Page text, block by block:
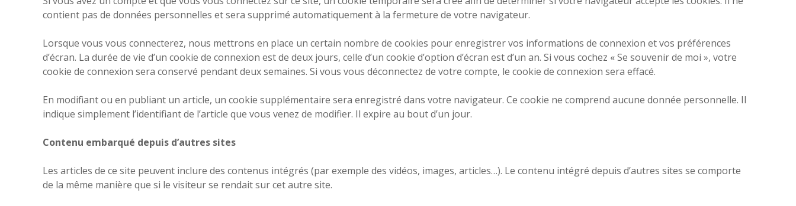
contient pas de données personnelles et sera supprimé automatiquement à la fermeture de votre navigateur.
Lorsque vous vous connecterez, nous mettrons en place un certain nombre de cookies pour enregistrer vos informations de connexion et vos préférences
d’écran. La durée de vie d’un cookie de connexion est de deux jours, celle d’un cookie d’option d’écran est d’un an. Si vous cochez « Se souvenir de moi », votre
cookie de connexion sera conservé pendant deux semaines. Si vous vous déconnectez de votre compte, le cookie de connexion sera effacé.
En modifiant ou en publiant un article, un cookie supplémentaire sera enregistré dans votre navigateur. Ce cookie ne comprend aucune donnée personnelle. Il
indique simplement l’identifiant de l’article que vous venez de modifier. Il expire au bout d’un jour.
Contenu embarqué depuis d’autres sites
Les articles de ce site peuvent inclure des contenus intégrés (par exemple des vidéos, images, articles…). Le contenu intégré depuis d’autres sites se comporte
de la même manière que si le visiteur se rendait sur cet autre site.